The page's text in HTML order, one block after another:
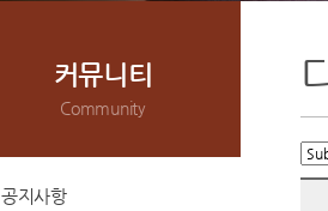
커뮤니티
Community
공지사항